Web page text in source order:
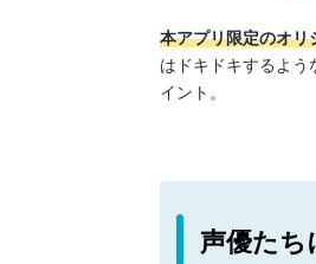
本アプリ限定のオリ
はドキドキするよ
イント。
声優たち